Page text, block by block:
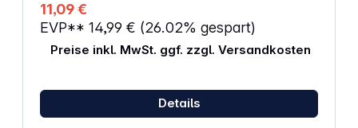
11,09 €
EVP** 14,99 € (26.02% gespart)
Preise inkl. MwSt. ggf. zzgl. Versandkosten
Details